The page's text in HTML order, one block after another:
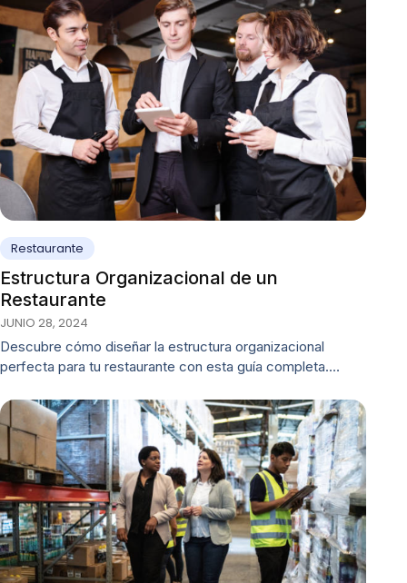
Restaurante
Estructura Organizacional de un
Restaurante
JUNIO 28, 2024
Descubre cómo diseñar la estructura organizacional
perfecta para tu restaurante con esta guía completa.…